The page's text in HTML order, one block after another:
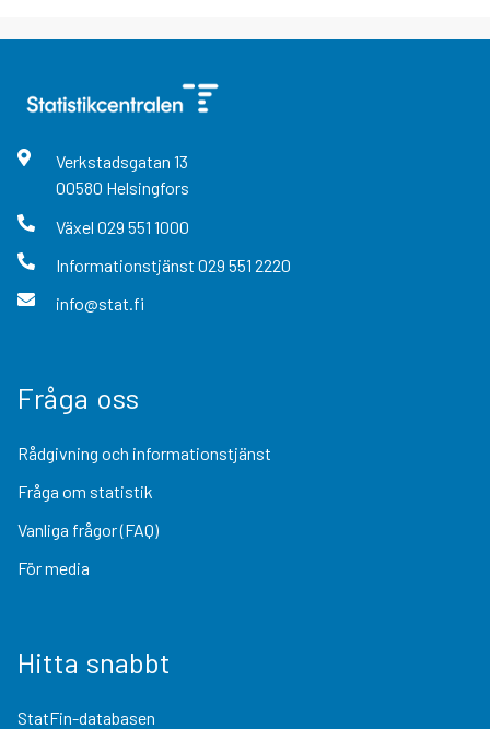
Verkstadsgatan 13
00580 Helsingfors
Växel 029 551 1000
Informationstjänst 029 551 2220
info@stat.fi
Fråga oss
Rådgivning och informationstjänst
Fråga om statistik
Vanliga frågor (FAQ)
För media
Hitta snabbt
StatFin-databasen